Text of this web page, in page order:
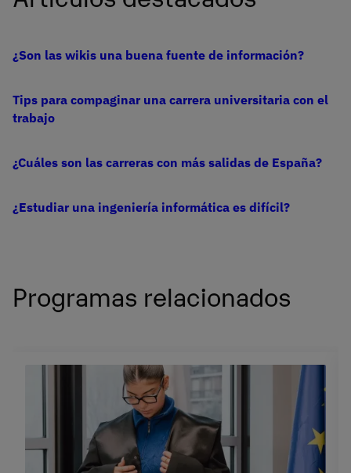
¿Son las wikis una buena fuente de información?
Tips para compaginar una carrera universitaria con el
trabajo
¿Cuáles son las carreras con más salidas de España?
¿Estudiar una ingeniería informática es difícil?
Programas relacionados